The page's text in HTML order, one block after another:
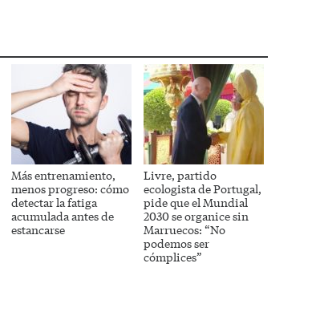
Más entrenamiento,
menos progreso: cómo
detectar la fatiga
acumulada antes de
estancarse
Livre, partido
ecologista de Portugal,
pide que el Mundial
2030 se organice sin
Marruecos: “No
podemos ser
cómplices”